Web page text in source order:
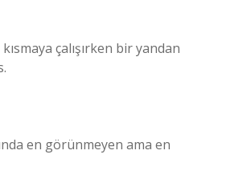
çalışırken bir yandan
en görünmeyen ama en